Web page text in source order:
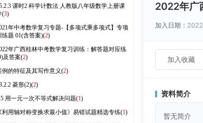
课时2 科学计数法 人教版八年级数学上册课
(3)
年中考数学复习专题-【多项式乘多项式】专项
练题 01(含答案)(2)
年广西桂林中考数学复习训练：解答题对应练
及答案(2)
例的特征及其写作意义(2)
菱形(2)(2)
用一元一次不等式解决问题(1)
利用轴对称变换求最小值》易错试题精选专练(1)
2022年广
加入日期：
加入收藏
资料简介
暂无简介